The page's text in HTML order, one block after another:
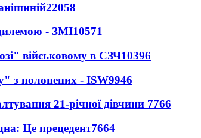
22058
- ЗМІ10571
військовому в СЗЧ10396
з полонених - ISW9946
21-річної дівчини 7766
Це прецедент7664